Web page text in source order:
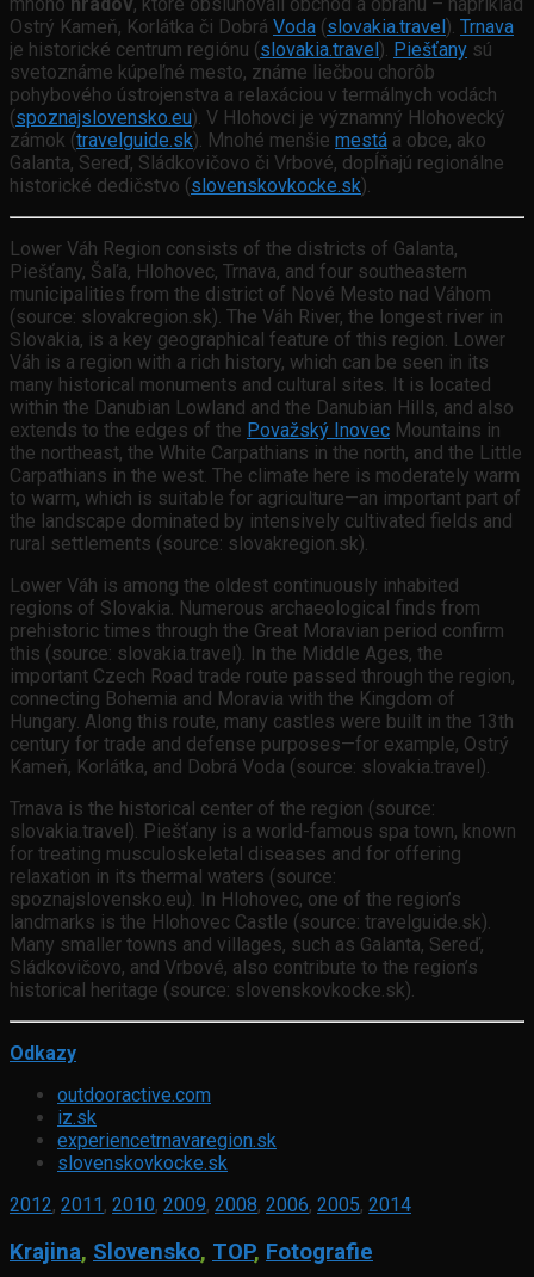
mnoho hradov, ktoré obsluhovali obchod a obranu – napríklad
Ostrý Kameň, Korlátka či Dobrá Voda (slovakia.travel ). Trnava
je historické centrum regiónu (slovakia.travel ). Piešťany sú
svetoznáme kúpeľné mesto, známe liečbou chorôb
pohybového ústrojenstva a relaxáciou v termálnych vodách
(spoznajslovensko.eu). V Hlohovci je významný Hlohovecký
zámok (travelguide.sk). Mnohé menšie mestá a obce, ako
Galanta, Sereď, Sládkovičovo či Vrbové, dopĺňajú regionálne
historické dedičstvo (slovenskovkocke.sk).
Lower Váh Region consists of the districts of Galanta,
Piešťany, Šaľa, Hlohovec, Trnava, and four southeastern
municipalities from the district of Nové Mesto nad Váhom
(source: slovakregion.sk). The Váh River, the longest river in
Slovakia, is a key geographical feature of this region. Lower
Váh is a region with a rich history, which can be seen in its
many historical monuments and cultural sites. It is located
within the Danubian Lowland and the Danubian Hills, and also
extends to the edges of the Považský Inovec Mountains in
the northeast, the White Carpathians in the north, and the Little
Carpathians in the west. The climate here is moderately warm
to warm, which is suitable for agriculture—an important part of
the landscape dominated by intensively cultivated fields and
rural settlements (source: slovakregion.sk).
Lower Váh is among the oldest continuously inhabited
regions of Slovakia. Numerous archaeological finds from
prehistoric times through the Great Moravian period confirm
this (source: slovakia.travel). In the Middle Ages, the
important Czech Road trade route passed through the region,
connecting Bohemia and Moravia with the Kingdom of
Hungary. Along this route, many castles were built in the 13th
century for trade and defense purposes—for example, Ostrý
Kameň, Korlátka, and Dobrá Voda (source: slovakia.travel).
Trnava is the historical center of the region (source:
slovakia.travel). Piešťany is a world-famous spa town, known
for treating musculoskeletal diseases and for offering
relaxation in its thermal waters (source:
spoznajslovensko.eu). In Hlohovec, one of the region’s
landmarks is the Hlohovec Castle (source: travelguide.sk).
Many smaller towns and villages, such as Galanta, Sereď,
Sládkovičovo, and Vrbové, also contribute to the region’s
historical heritage (source: slovenskovkocke.sk).
Odkazy
outdooractive.com
iz.sk
experiencetrnavaregion.sk
slovenskovkocke.sk
2012, 2011 , 2010, 2009, 2008, 2006, 2005, 2014
Krajina, Slovensko, TOP, Fotografie